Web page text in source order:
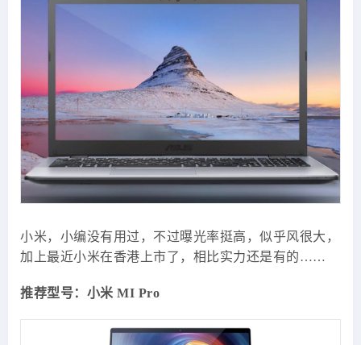
小米，小编没有用过，不过曝光率挺高，似乎风很大，
加上最近小米在香港上市了，相比实力还是有的……
推荐型号：小米 MI Pro